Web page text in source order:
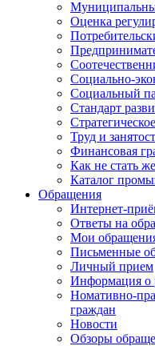
Оценка
Социально-
Социальный
Стандарт
Труд и
Финансовая
Как не стать
Каталог
Обращения
Интернет-
Ответы на
Мои
Письменные
Личный прием
Информация о
Номативно-
граждан
Новости
Обзоры